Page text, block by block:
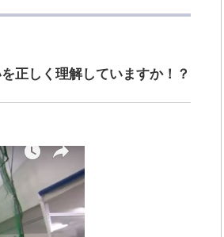
正しく理解していますか！？